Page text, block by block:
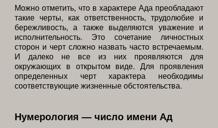
Можно отметить, что в характере Ада преобладают
такие черты, как ответственность, трудолюбие и
бережливость, а также выделяются уважение и
исполнительность. Это сочетание личностных
сторон и черт сложно назвать часто встречаемым.
И далеко не все из них проявляются для
окружающих в открытом виде. Для проявления
определенных черт характера необходимы
соответствующие жизненные обстоятельства.
Нумерология — число имени Ад